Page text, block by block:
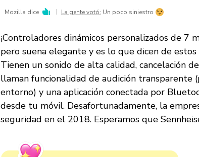
Mozilla dice | La gente votó: Un poco siniestro
¡Controladores dinámicos personalizados de 7
pero suena elegante y es lo que dicen de
Tienen un sonido de alta calidad, cancelación
llaman funcionalidad de audición transparente
entorno) y una aplicación conectada por
desde tu móvil. Desafortunadamente, la
seguridad en el 2018. Esperamos que